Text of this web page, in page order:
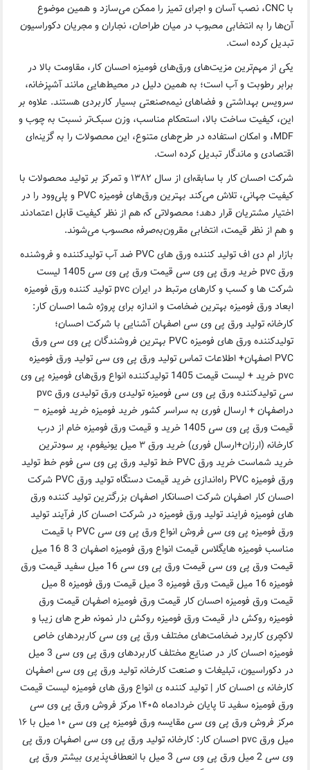
با CNC، نصب آسان و اجرای تمیز را ممکن می‌سازد و همین موضوع
آن‌ها را به انتخابی محبوب در میان طراحان، نجاران و مجریان دکوراسیون
تبدیل کرده است.
یکی از مهم‌ترین مزیت‌های ورق‌های فومیزه احسان کار، مقاومت بالا در
برابر رطوبت و آب است؛ به همین دلیل در محیط‌هایی مانند آشپزخانه،
سرویس بهداشتی و فضاهای نیمه‌صنعتی بسیار کاربردی هستند. علاوه بر
این، کیفیت ساخت بالا، استحکام مناسب، وزن سبک‌تر نسبت به چوب و
MDF، و امکان استفاده در طرح‌های متنوع، این محصولات را به گزینه‌ای
اقتصادی و ماندگار تبدیل کرده است.
شرکت احسان کار با سابقه‌ای از سال ۱۳۸۲ و تمرکز بر تولید محصولات با
کیفیت جهانی، تلاش می‌کند بهترین ورق‌های فومیزه PVC و پلی‌وود را در
اختیار مشتریان قرار دهد؛ محصولاتی که هم از نظر کیفیت قابل اعتمادند
و هم از نظر قیمت، انتخابی مقرون‌به‌صرفه محسوب می‌شوند.
بازار ام دی اف تولید کننده ورق های PVC ضد آب تولیدکننده و فروشنده
ورق pvc خرید ورق پی وی سی قیمت ورق پی وی سی 1405 لیست
شرکت ها و کسب و کارهای مرتبط در ایران pvc تولید کننده ورق فومیزه
ابعاد ورق فومیزه بهترین ضخامت و اندازه برای پروژه شما احسان کار:
کارخانه تولید ورق پی وی سی اصفهان آشنایی با شرکت احسان؛
تولیدکننده ورق های فومیزه PVC بهترین فروشندگان پی وی سی ورق
PVC اصفهان+ اطلاعات تماس تولید ورق پی وی سی تولید ورق فومیزه
pvc خرید + لیست قیمت 1405 تولیدکننده انواع ورق‌های فومیزه پی وی
سی تولیدکننده ورق پی وی سی فومیزه تولیدی ورق تولیدی ورق pvc
دراصفهان + ارسال فوری به سراسر کشور خرید فومیزه خرید فومیزه –
قیمت ورق پی وی سی 1405 خرید و قیمت ورق فومیزه خام از درب
کارخانه (ارزان+ارسال فوری) خرید ورق ۳ میل یونیفوم، پر سودترین
خرید شماست خرید ورق PVC خط تولید ورق پی وی سی فوم خط تولید
ورق فومیزه PVC راه‌اندازی خرید قیمت دستگاه تولید ورق PVC شرکت
احسان کار اصفهان شرکت احسانکار اصفهان بزرگترین تولید کننده ورق
های فومیزه فرایند تولید ورق فومیزه در شرکت احسان کار فرآیند تولید
ورق‌ فومیزه پی وی سی فروش انواع ورق پی وی سی PVC با قیمت
مناسب فومیزه هایگلاس قیمت انواع ورق فومیزه اصفهان 3 8 16 میل
قیمت ورق پی وی سی قیمت ورق پی وی سی 16 میل سفید قیمت ورق
فومیزه 16 میل قیمت ورق فومیزه 3 میل قیمت ورق فومیزه 8 میل
قیمت ورق فومیزه احسان کار قیمت ورق فومیزه اصفهان قیمت ورق
فومیزه روکش دار قیمت ورق فومیزه روکش دار نمونه طرح های زیبا و
لاکچری کاربرد ضخامت‌های مختلف ورق پی وی سی کاربردهای خاص
فومیزه احسان کار در صنایع مختلف کاربردهای ورق پی وی سی 3 میل
در دکوراسیون، تبلیغات و صنعت کارخانه تولید ورق پی وی سی اصفهان
کارخانه ی احسان کار | تولید کننده ی انواع ورق های فومیزه لیست قیمت
ورق فومیزه سفید تا پایان خردادماه ۱۴۰۵ مرکز فروش ورق پی وی سی
مرکز فروش ورق پی وی سی مقایسه ورق فومیزه پی وی سی ۱۰ میل با ۱۶
میل ورق pvc احسان کار: کارخانه تولید ورق پی وی سی اصفهان ورق پی
وی سی 2 میل ورق پی وی سی 3 میل با انعطاف‌پذیری بیشتر ورق پی